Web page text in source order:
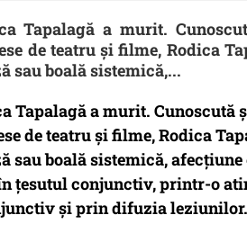
Tapalagă a murit.
de teatru şi filme, Rodica
sau boală sistemică,...
Tapalagă a murit. Cunoscută
de teatru şi filme, Rodica
sau boală sistemică,
țesutul conjunctiv, printr-o
și prin difuzia leziunilor.